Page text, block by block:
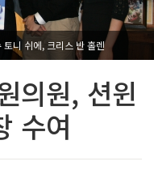
니 쉬에, 크리스 반 홀렌
나 쿽
의원, 션윈
수여